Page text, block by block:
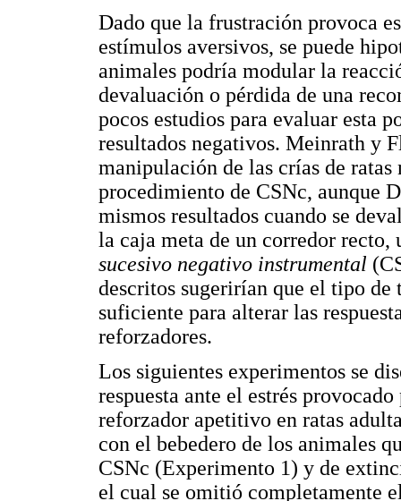
Dado que la frustración provoca
estímulos aversivos, se puede
animales podría modular la
devaluación o pérdida de una
pocos estudios para evaluar esta
resultados negativos. Meinrath y
manipulación de las crías de
procedimiento de CSNc, aunque
mismos resultados cuando se
la caja meta de un corredor
sucesivo negativo instrumental
descritos sugerirían que el tipo
suficiente para alterar las
reforzadores.
Los siguientes experimentos se
respuesta ante el estrés
reforzador apetitivo en ratas
con el bebedero de los animales
CSNc (Experimento 1) y de
el cual se omitió completamente